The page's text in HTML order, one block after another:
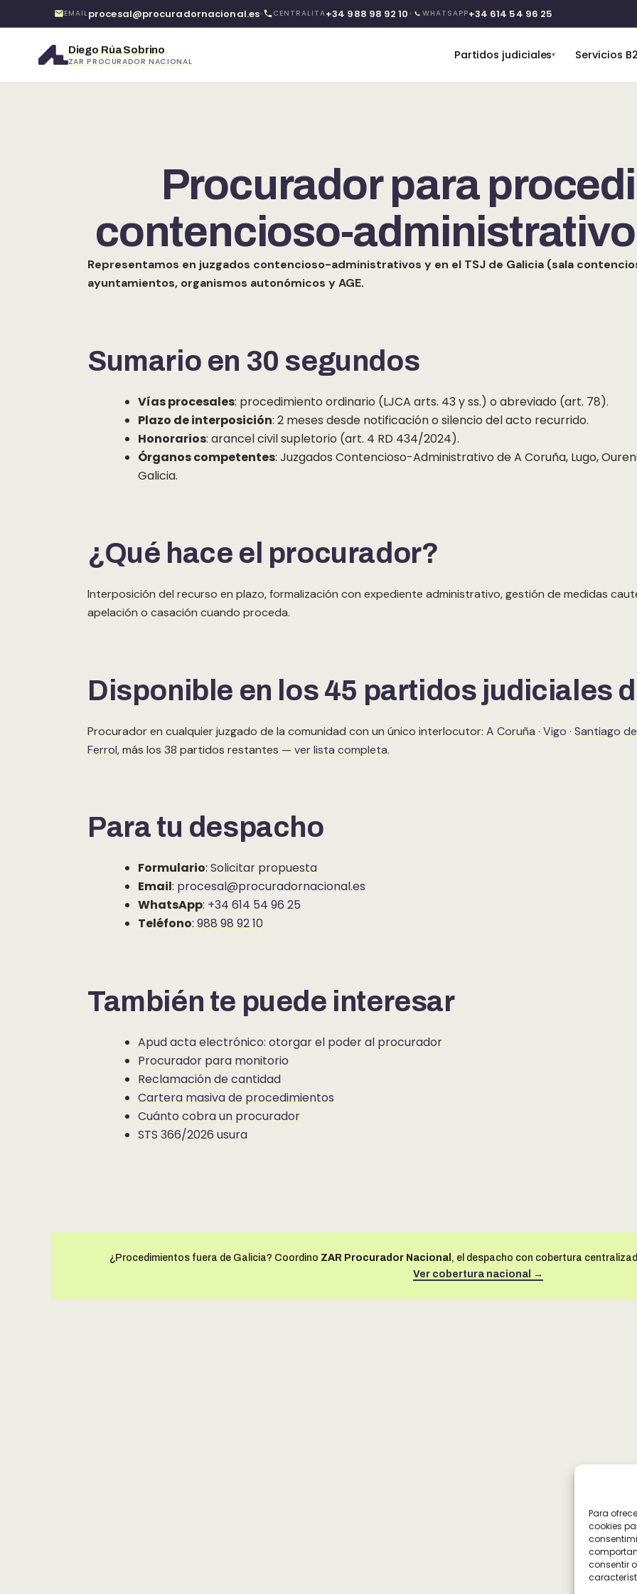
EMAILprocesal@procuradornacional.es• CENTRALITA+34 988 98 92 10• WHATSAPP+34 614 54 96 25
Para
cookies
consentir
Diego Rúa Sobrino
ZAR PROCURADOR NACIONAL Partidos judiciales▾ Servicios
Procurador para
contencioso-
Representamos en juzgados contencioso-administrativos y en el TSJ de Galicia (sala
ayuntamientos, organismos autonómicos y AGE.
Sumario en 30 segundos
Vías procesales: procedimiento ordinario (LJCA arts. 43 y ss.) o abreviado (art. 78).
Plazo de interposición: 2 meses desde notificación o silencio del acto recurrido.
Honorarios: arancel civil supletorio (art. 4 RD 434/2024).
Órganos competentes: Juzgados Contencioso-Administrativo de A Coruña, Lugo,
Galicia.
¿Qué hace el procurador?
Interposición del recurso en plazo, formalización con expediente administrativo, gestión de medidas
apelación o casación cuando proceda.
Disponible en los 45 partidos judiciales
Procurador en cualquier juzgado de la comunidad con un único interlocutor: A Coruña · Vigo · Santiago
Ferrol, más los 38 partidos restantes — ver lista completa.
Para tu despacho
Formulario: Solicitar propuesta
Email: procesal@procuradornacional.es
WhatsApp: +34 614 54 96 25
Teléfono: 988 98 92 10
También te puede interesar
Apud acta electrónico: otorgar el poder al procurador
Procurador para monitorio
Reclamación de cantidad
Cartera masiva de procedimientos
Cuánto cobra un procurador
STS 366/2026 usura
¿Procedimientos fuera de Galicia? Coordino ZAR Procurador Nacional , el despacho con cobertura
Ver cobertura nacional →